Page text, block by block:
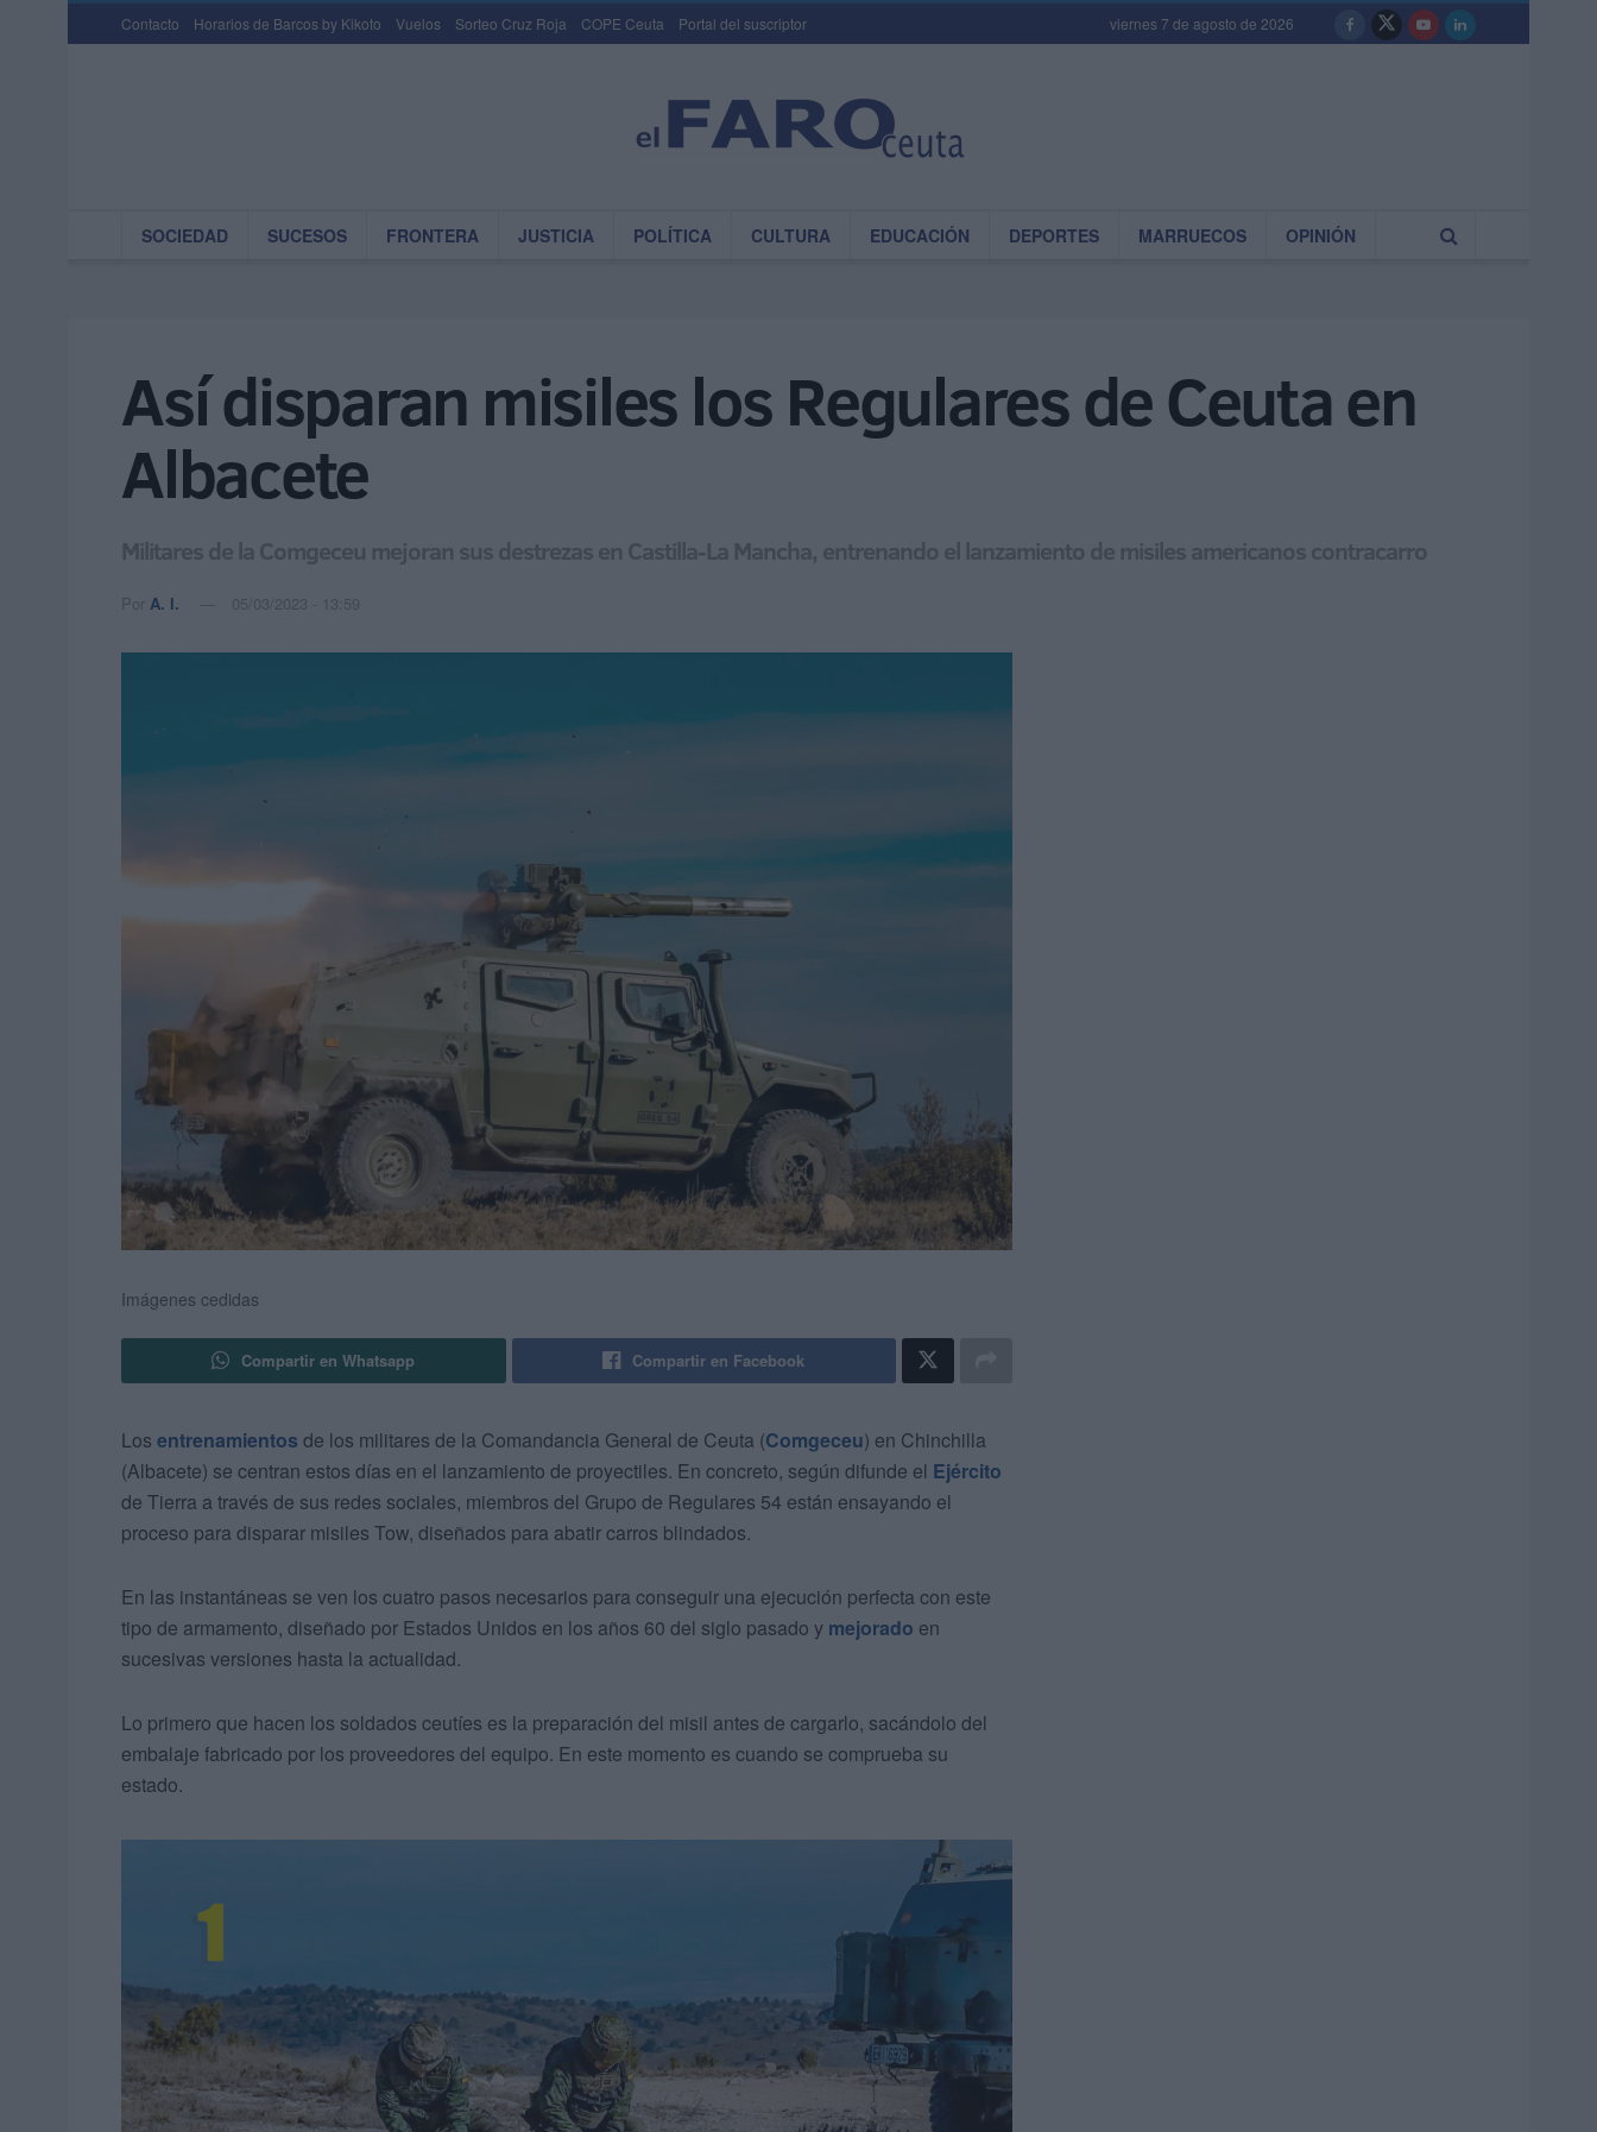
Contacto Horarios de Barcos by Kikoto Vuelos Sorteo Cruz Roja COPE Ceuta Portal del suscriptor viernes 7 de agosto de 2026
SOCIEDAD SUCESOS FRONTERA JUSTICIA POLÍTICA CULTURA EDUCACIÓN DEPORTES MARRUECOS OPINIÓN
Así disparan misiles los Regulares de Ceuta en
Albacete
Militares de la Comgeceu mejoran sus destrezas en Castilla-La Mancha, entrenando el lanzamiento de misiles americanos contracarro
Por A. I. 05/03/2023 - 13:59
Imágenes cedidas
Compartir en Whatsapp Compartir en Facebook
Los entrenamientos de los militares de la Comandancia General de Ceuta (Comgeceu) en Chinchilla
(Albacete) se centran estos días en el lanzamiento de proyectiles. En concreto, según difunde el Ejército
de Tierra a través de sus redes sociales, miembros del Grupo de Regulares 54 están ensayando el
proceso para disparar misiles Tow, diseñados para abatir carros blindados.
En las instantáneas se ven los cuatro pasos necesarios para conseguir una ejecución perfecta con este
tipo de armamento, diseñado por Estados Unidos en los años 60 del siglo pasado y mejorado en
sucesivas versiones hasta la actualidad.
Lo primero que hacen los soldados ceutíes es la preparación del misil antes de cargarlo, sacándolo del
embalaje fabricado por los proveedores del equipo. En este momento es cuando se comprueba su
estado.